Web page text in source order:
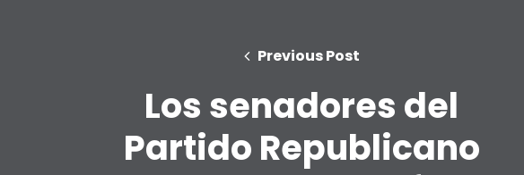
Previous Post
Los senadores del
Partido Republicano